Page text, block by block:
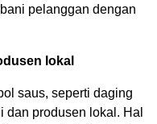
pelanggan dengan
lokal
saus, seperti daging
dan produsen lokal. Hal